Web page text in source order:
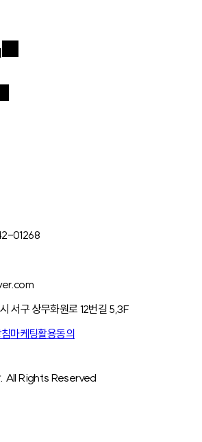
01268
서구 상무화원로 12번길 5,3F
마케팅활용동의
All Rights Reserved